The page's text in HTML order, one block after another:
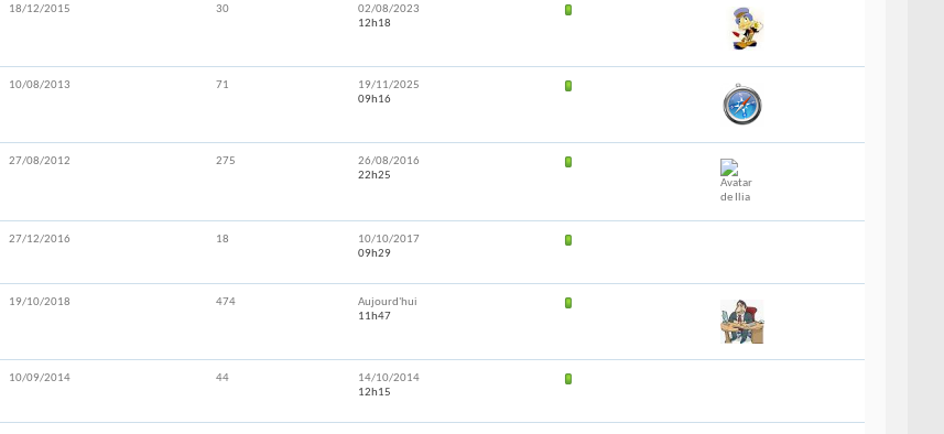
18/12/2015 30
02/08/2023
12h18
10/08/2013 71
19/11/2025
09h16
27/08/2012 275
26/08/2016
22h25
27/12/2016 18
10/10/2017
09h29
19/10/2018 474
Aujourd'hui
11h47
10/09/2014 44
14/10/2014
12h15